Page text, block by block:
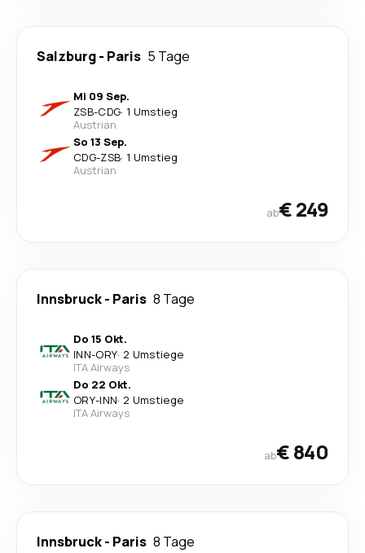
Salzburg- Paris 5 Tage
Mi 09 Sep.
ZSB-CDG· 1 Umstieg
Austrian
So 13 Sep.
CDG-ZSB· 1 Umstieg
Austrian
ab€ 249
Innsbruck- Paris 8 Tage
Do 15 Okt.
INN-ORY· 2 Umstiege
ITA Airways
Do 22 Okt.
ORY-INN· 2 Umstiege
ITA Airways
ab€ 840
Innsbruck- Paris 8 Tage